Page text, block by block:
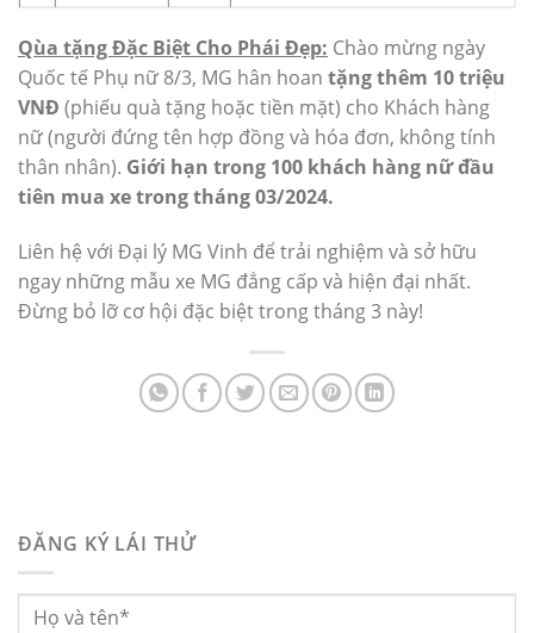
Qùa tặng Đặc Biệt Cho Phái Đẹp: Chào mừng ngày
Quốc tế Phụ nữ 8/3, MG hân hoan tặng thêm 10 triệu
VNĐ (phiếu quà tặng hoặc tiền mặt) cho Khách hàng
nữ (người đứng tên hợp đồng và hóa đơn, không tính
thân nhân). Giới hạn trong 100 khách hàng nữ đầu
tiên mua xe trong tháng 03/2024.
Liên hệ với Đại lý MG Vinh để trải nghiệm và sở hữu
ngay những mẫu xe MG đẳng cấp và hiện đại nhất.
Đừng bỏ lỡ cơ hội đặc biệt trong tháng 3 này!
ĐĂNG KÝ LÁI THỬ